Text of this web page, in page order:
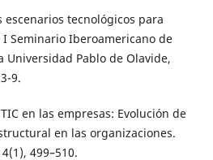
escenarios tecnológicos para
Seminario Iberoamericano de
Universidad Pablo de Olavide,
9.
en las empresas: Evolución de
en las organizaciones.
499–510.